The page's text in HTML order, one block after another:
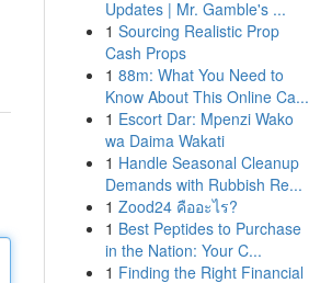
Updates | Mr. Gamble's ...
1 Sourcing Realistic Prop
Cash Props
1 88m: What You Need to
Know About This Online Ca...
1 Escort Dar: Mpenzi Wako
wa Daima Wakati
1 Handle Seasonal Cleanup
Demands with Rubbish Re...
1 Zood24 คืออะไร?
1 Best Peptides to Purchase
in the Nation: Your C...
1 Finding the Right Financial